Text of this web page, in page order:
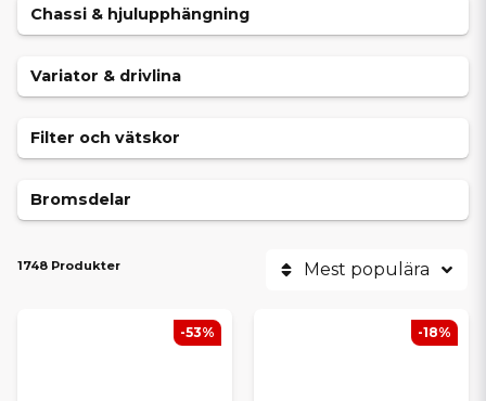
Chassi & hjulupphängning
Variator & drivlina
Filter och vätskor
Bromsdelar
1748 Produkter Mest populära
-53% -18%